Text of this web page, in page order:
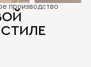
производство